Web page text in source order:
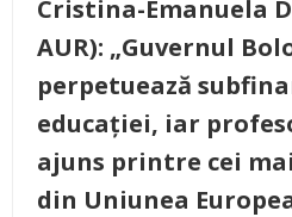
Cristina-Emanuela
AUR): „Guvernul
perpetuează
educației, iar
ajuns printre cei
din Uniunea